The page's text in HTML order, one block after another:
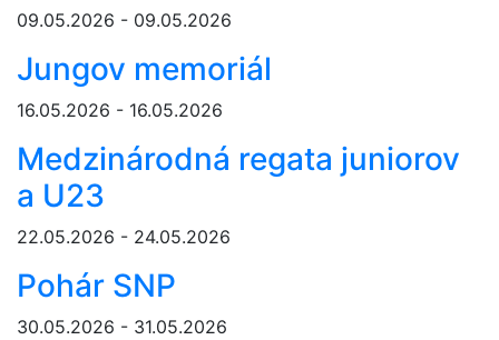
09.05.2026 - 09.05.2026
Jungov memoriál
16.05.2026 - 16.05.2026
Medzinárodná regata juniorov
a U23
22.05.2026 - 24.05.2026
Pohár SNP
30.05.2026 - 31.05.2026